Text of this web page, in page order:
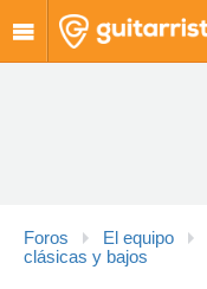
Foros El equipo
clásicas y bajos